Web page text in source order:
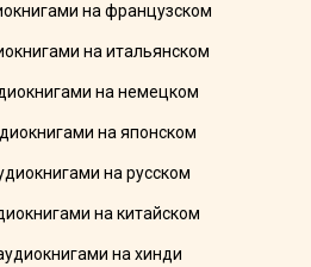
на французском
на итальянском
на немецком
на японском
на русском
на китайском
на хинди